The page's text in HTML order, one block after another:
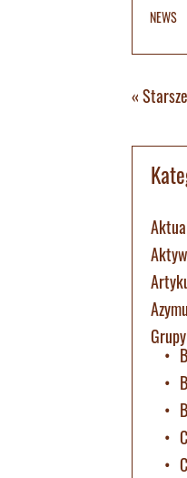
NEWS
«